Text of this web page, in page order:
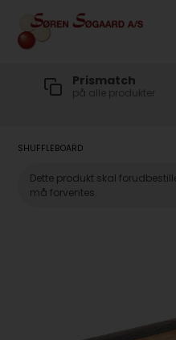
Prismatch
på alle produkter
SHUFFLEBOARD
Dette produkt skal
må forventes.